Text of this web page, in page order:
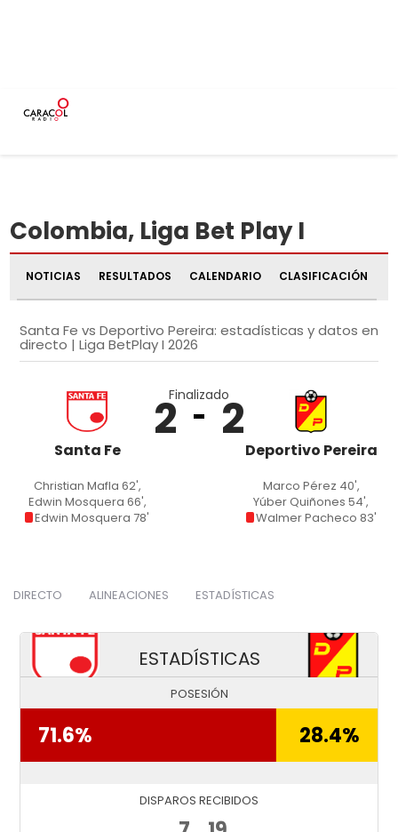
Colombia, Liga Bet Play I
NOTICIAS RESULTADOS CALENDARIO CLASIFICACIÓN
Santa Fe vs Deportivo Pereira: estadísticas y datos en
directo | Liga BetPlay I 2026
Santa Fe
2
Christian Mafla 62',
Edwin Mosquera 66',
Edwin Mosquera 78'
Deportivo Pereira
2
Marco Pérez 40',
Yúber Quiñones 54',
Walmer Pacheco 83'
Finalizado
DIRECTO ALINEACIONES ESTADÍSTICAS
ESTADÍSTICAS
POSESIÓN
71.6% 28.4%
DISPAROS RECIBIDOS